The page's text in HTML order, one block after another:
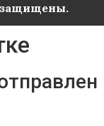
защищены.